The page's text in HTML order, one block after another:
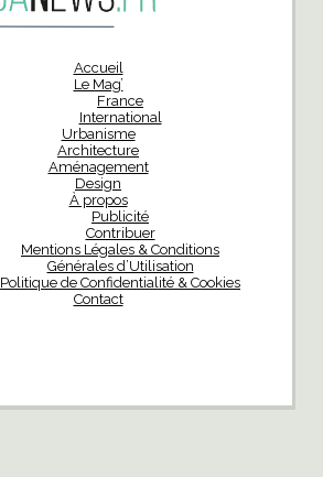
Accueil
Le Mag’
France
International
Urbanisme
Architecture
Aménagement
Design
À propos
Publicité
Contribuer
Mentions Légales & Conditions
Générales d’Utilisation
Politique de Confidentialité & Cookies
Contact